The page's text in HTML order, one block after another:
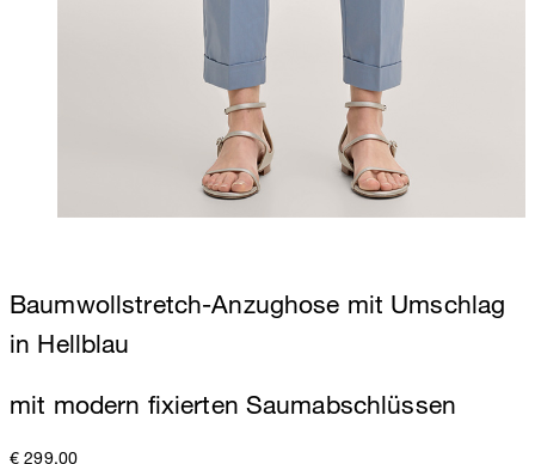
Baumwollstretch-Anzughose mit Umschlag
in Hellblau
mit modern fixierten Saumabschlüssen
€ 299,00